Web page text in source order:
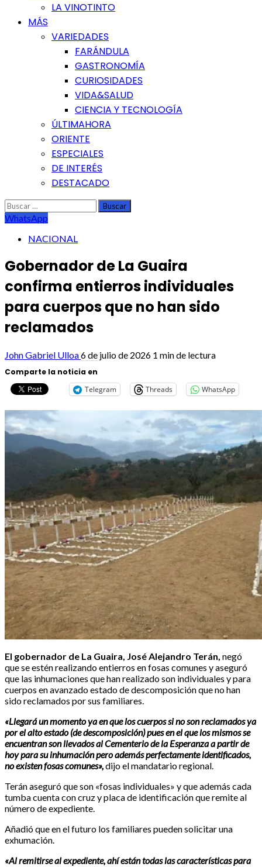
LA VINOTINTO
MÁS
VARIEDADES
FARÁNDULA
GASTRONOMÍA
CURIOSIDADES
VIDA&SALUD
CIENCIA Y TECNOLOGÍA
ÚLTIMAHORA
ORIENTE
ESPECIALES
DE INTERÉS
DESTACADO
Buscar:
WhatsApp
NACIONAL
Gobernador de La Guaira
confirma entierros individuales
para cuerpos que no han sido
reclamados
John Gabriel Ulloa6 de julio de 2026 1 min de lectura
Comparte la noticia en
Telegram
Threads WhatsApp
El gobernador de La Guaira, José Alejandro Terán, negó
que se estén realizando entierros en fosas comunes y aseguró
que las inhumaciones que han realizado son individuales y para
cuerpos en avanzado estado de descomposición que no han
sido reclamados por sus familiares.
«Llegará un momento ya en que los cuerpos si no son reclamados ya
por el alto estado (de descomposición) pues en el que los mismos se
encuentran son llevados al Cementerio de la Esperanza a partir de
hoy para su inhumación pero además perfectamente identificados,
no existen fosas comunes»,dijo el mandatario regional.
Terán aseguró que son «fosas individuales» y que además cada
tumba cuenta con cruz y placa de identificación que remite al
número de expediente.
Añadió que en el futuro los familiares pueden solicitar una
exhumación.
«Al remitirse al expediente, ahí están todas las características para